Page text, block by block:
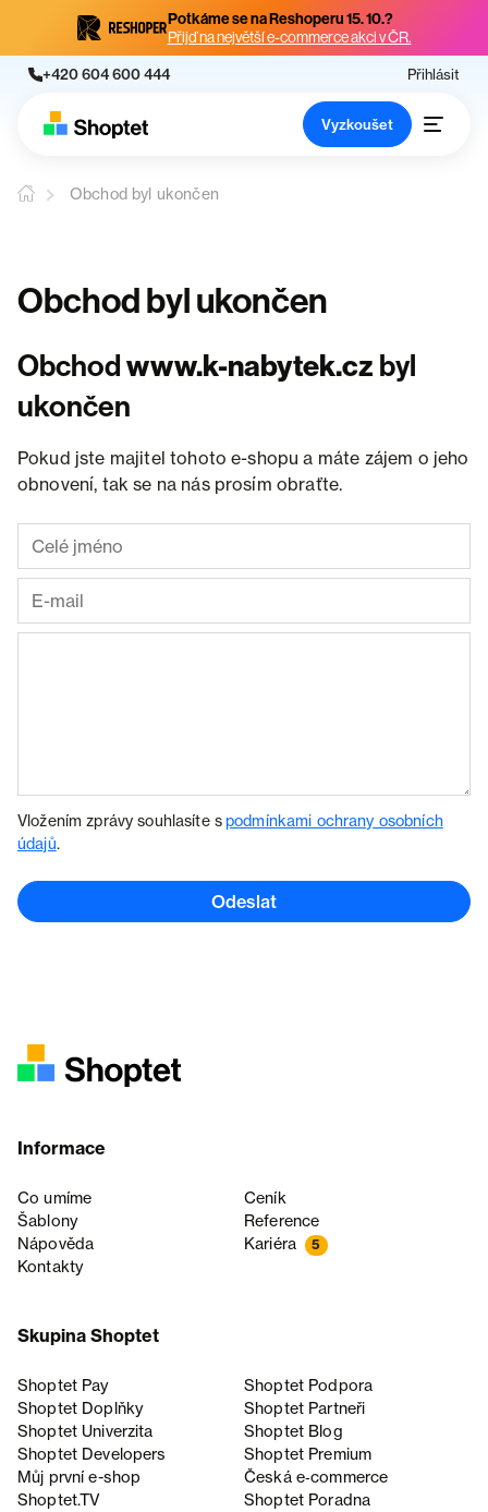
Potkáme se na Reshoperu 15. 10.?
Přijď na největší e-commerce akci v ČR.
+420 604 600 444 Přihlásit
Vyzkoušet
Obchod byl ukončen
Obchod byl ukončen
Obchodwww.k-nabytek.cz byl
ukončen
Pokud jste majitel tohoto e-shopu a máte zájem o jeho
obnovení, tak se na nás prosím obraťte.
Vložením zprávy souhlasíte spodmínkami ochrany osobních
údajů.
Odeslat
Informace
Co umíme
Ceník
Šablony
Reference
Nápověda
Kariéra 5
Kontakty
Skupina Shoptet
Shoptet Pay
Shoptet Podpora
Shoptet Doplňky
Shoptet Partneři
Shoptet Univerzita
Shoptet Blog
Shoptet Developers
Shoptet Premium
Můj první e-shop
Česká e‑commerce
Shoptet.TV
Shoptet Poradna